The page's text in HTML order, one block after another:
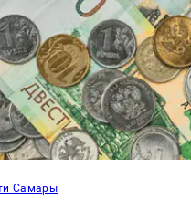
Самары